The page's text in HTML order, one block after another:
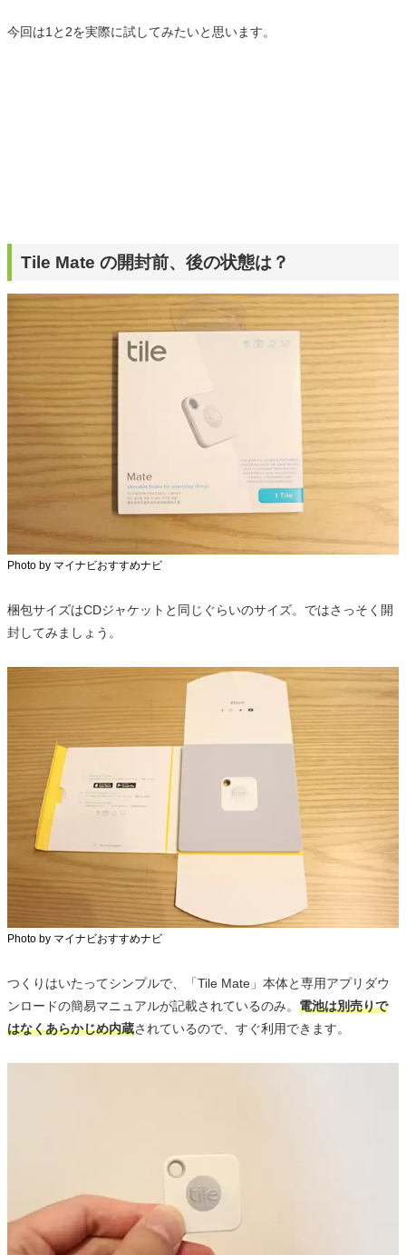
今回は1と2を実際に試してみたいと思います。
Tile Mate の開封前、後の状態は？
Photo by マイナビおすすめナビ
梱包サイズはCDジャケットと同じぐらいのサイズ。ではさっそく開
封してみましょう。
Photo by マイナビおすすめナビ
つくりはいたってシンプルで、「Tile Mate」本体と専用アプリダウ
ンロードの簡易マニュアルが記載されているのみ。 電池は別売りで
はなくあらかじめ内蔵されているので、すぐ利用できます。